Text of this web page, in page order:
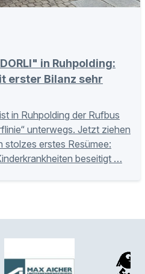
in Ruhpolding:
erster Bilanz sehr
in Ruhpolding der Rufbus
unterwegs. Jetzt ziehen
stolzes erstes Resümee:
beseitigt …